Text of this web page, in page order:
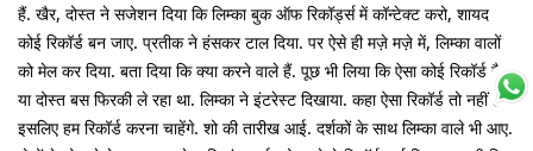
हैं. खैर, दोस्त ने सजेशन दिया कि लिम्का बुक ऑफ रिकॉर्ड्स में कॉन्टेक्ट करो, शायद
कोई रिकॉर्ड बन जाए. प्रतीक ने हंसकर टाल दिया. पर ऐसे ही मज़े मज़े में, लिम्का वालों
को मेल कर दिया. बता दिया कि क्या करने वाले हैं. पूछ भी लिया कि ऐसा कोई रिकॉर्ड है
या दोस्त बस फिरकी ले रहा था. लिम्का ने इंटरेस्ट दिखाया. कहा ऐसा रिकॉर्ड तो नहीं है,
इसलिए हम रिकॉर्ड करना चाहेंगे. शो की तारीख आई. दर्शकों के साथ लिम्का वाले भी आए.